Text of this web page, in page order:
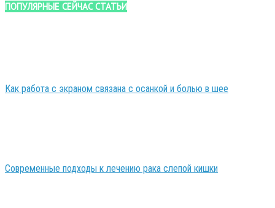
ПОПУЛЯРНЫЕ СЕЙЧАС СТАТЬИ
Как работа с экраном связана с осанкой и болью в шее
Современные подходы к лечению рака слепой кишки